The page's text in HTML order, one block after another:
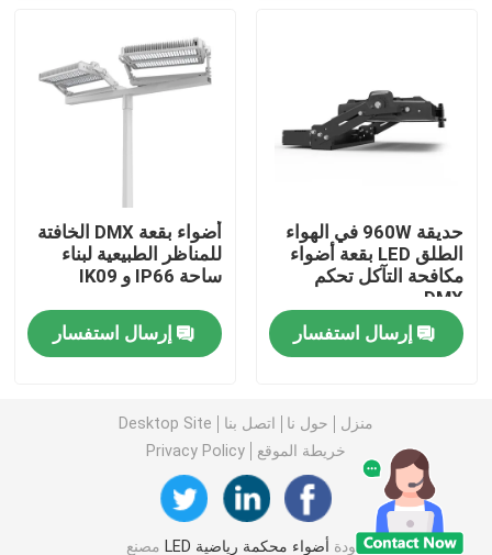
ضوء الفيضانات DMX
مصابيح الشوارع LED الخارجية
أضواء سبوت LED خارجية
ضوء UFO high bay
أضواء LED الخطية عالية خليج
حديقة 960W في الهواء
الطلق LED بقعة أضواء
مكافحة التآكل تحكم
DMX
إرسال استفسار
أضواء بقعة DMX الخافتة
للمناظر الطبيعية لبناء
ساحة IP66 و IK09
إرسال استفسار
منزل حول نا اتصل بنا
Desktop Site
خريطة الموقع
Privacy Policy
جودة أضواء محكمة رياضية LED مصنع